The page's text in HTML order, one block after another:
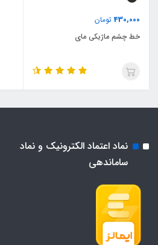
430,000تومان
خط چشم ماژیکی مای
نماد اعتماد الکترونیک و نماد
ساماندهی